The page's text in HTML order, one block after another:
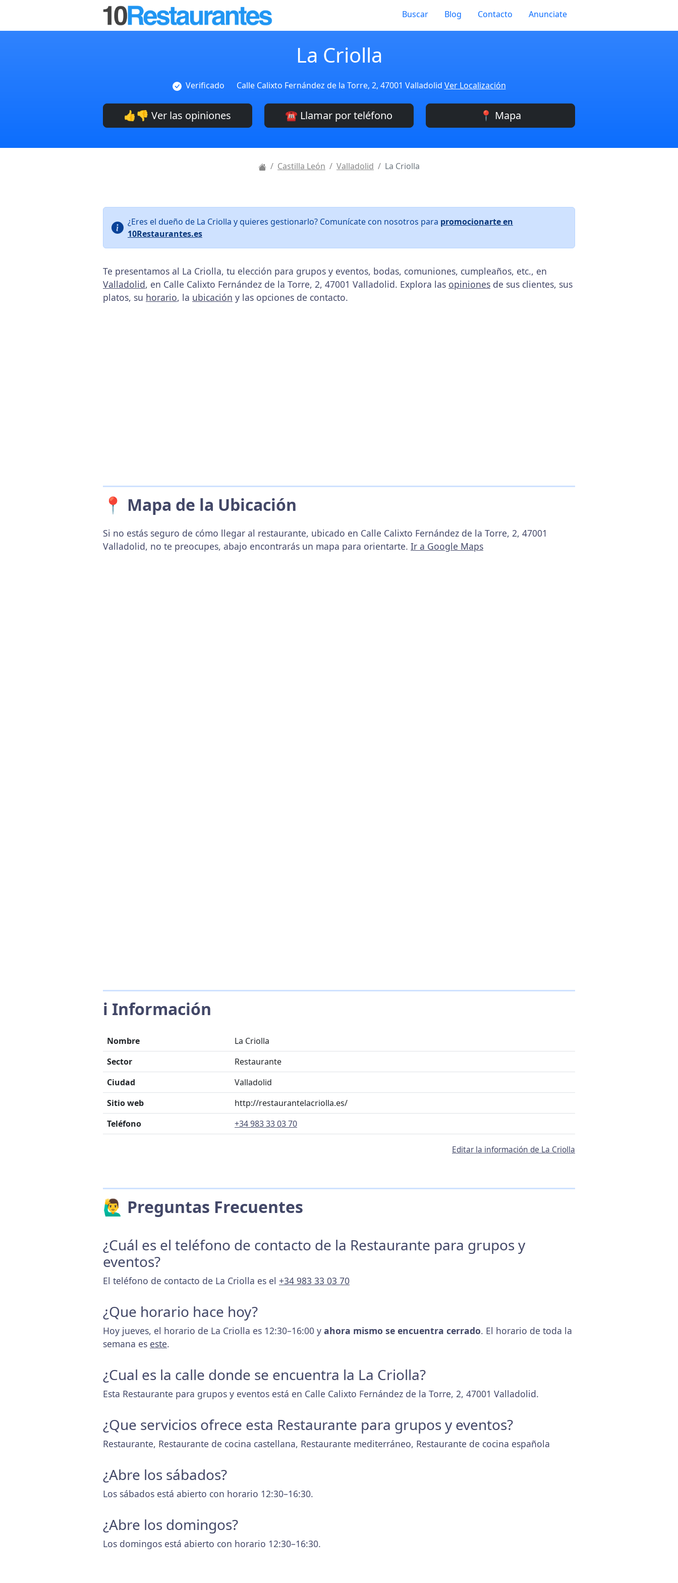
Buscar Blog Contacto Anunciate
La Criolla
Verificado Calle Calixto Fernández de la Torre, 2, 47001 Valladolid Ver Localización
👍👎 Ver las opiniones ☎️ Llamar por teléfono 📍 Mapa
Castilla León Valladolid La Criolla
¿Eres el dueño de La Criolla y quieres gestionarlo? Comunícate con nosotros para promocionarte en
10Restaurantes.es
Te presentamos al La Criolla, tu elección para grupos y eventos, bodas, comuniones, cumpleaños, etc., en
Valladolid, en Calle Calixto Fernández de la Torre, 2, 47001 Valladolid. Explora las opiniones de sus clientes, sus
platos, su horario, la ubicación y las opciones de contacto.
📍 Mapa de la Ubicación
Si no estás seguro de cómo llegar al restaurante, ubicado en Calle Calixto Fernández de la Torre, 2, 47001
Valladolid, no te preocupes, abajo encontrarás un mapa para orientarte. Ir a Google Maps
ℹ️ Información
Nombre
La Criolla
Sector
Restaurante
Ciudad
Valladolid
Sitio web
http://restaurantelacriolla.es/
Teléfono
+34 983 33 03 70
Editar la información de La Criolla
🙋‍♂️ Preguntas Frecuentes
¿Cuál es el teléfono de contacto de la Restaurante para grupos y
eventos?
El teléfono de contacto de La Criolla es el +34 983 33 03 70
¿Que horario hace hoy?
Hoy jueves, el horario de La Criolla es 12:30–16:00 y ahora mismo se encuentra cerrado. El horario de toda la
semana es este.
¿Cual es la calle donde se encuentra la La Criolla?
Esta Restaurante para grupos y eventos está en Calle Calixto Fernández de la Torre, 2, 47001 Valladolid.
¿Que servicios ofrece esta Restaurante para grupos y eventos?
Restaurante, Restaurante de cocina castellana, Restaurante mediterráneo, Restaurante de cocina española
¿Abre los sábados?
Los sábados está abierto con horario 12:30–16:30.
¿Abre los domingos?
Los domingos está abierto con horario 12:30–16:30.